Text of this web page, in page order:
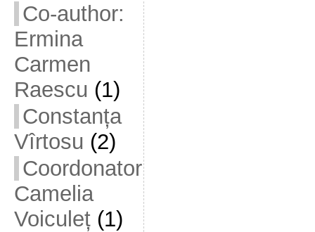
Co-author:
Ermina
Carmen
Raescu (1)
Constanța
Vîrtosu (2)
Coordonator
Camelia
Voiculeț(1)